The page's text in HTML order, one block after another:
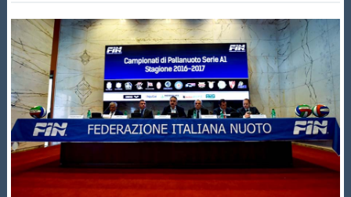
Fondo
Salvamento
Master
Formazione